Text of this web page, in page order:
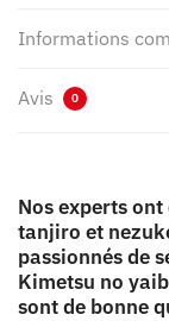
Informations
Avis 0
Nos experts
tanjiro et
passionnés de
Kimetsu no
sont de bonne